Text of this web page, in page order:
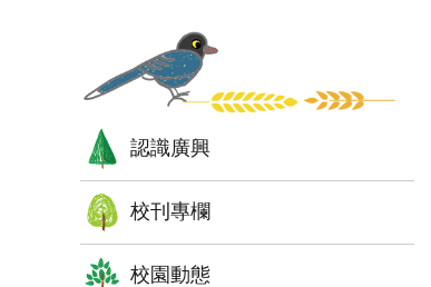
認識廣興
校刊專欄
校園動態